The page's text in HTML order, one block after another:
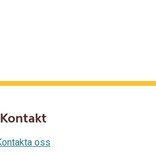
Kontakt
oss